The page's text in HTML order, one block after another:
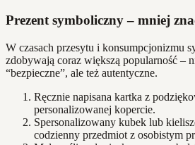
Prezent symboliczny – mniej
W czasach przesytu i konsumpcjonizmu
zdobywają coraz większą popularność –
“bezpieczne”, ale też autentyczne.
Ręcznie napisana kartka z
personalizowanej kopercie.
Spersonalizowany kubek lub
codzienny przedmiot z osobistym